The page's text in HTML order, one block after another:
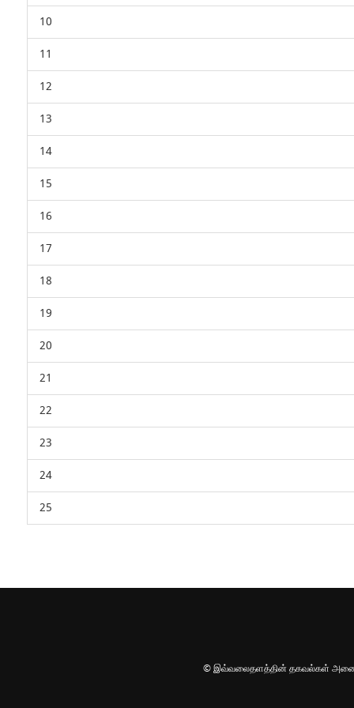
10
11
12
13
14
15
16
17
18
19
20
21
22
23
24
25
© இவ்வலைதளத்தின் தகவல்கள்